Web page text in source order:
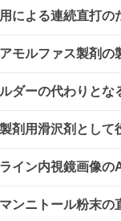
による連続直打
モルファス製剤の
ダーの代わりと
剤用滑沢剤として
イン内視鏡画像
ンニトール粉末